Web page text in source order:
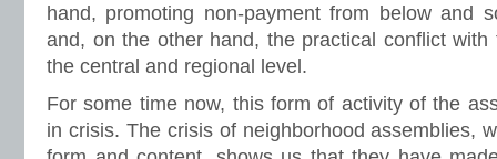
hand, promoting non-payment from below and
and, on the other hand, the practical conflict
the central and regional level.
For some time now, this form of activity of the
in crisis. The crisis of neighborhood assemblies,